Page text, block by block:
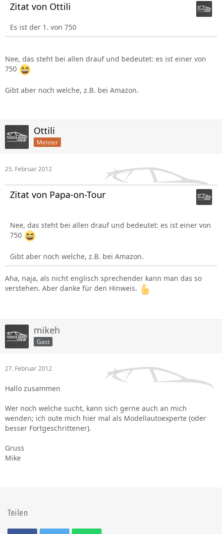
Zitat von Ottili
Es ist der 1. von 750
Nee, das steht bei allen drauf und bedeutet: es ist einer von
750
Gibt aber noch welche, z.B. bei Amazon.
Ottili
Meister
25. Februar 2012
Zitat von Papa-on-Tour
Nee, das steht bei allen drauf und bedeutet: es ist einer von
750
Gibt aber noch welche, z.B. bei Amazon.
Aha, naja, als nicht englisch sprechender kann man das so
verstehen. Aber danke für den Hinweis.
mikeh
Gast
27. Februar 2012
Hallo zusammen
Wer noch welche sucht, kann sich gerne auch an mich
wenden; ich oute mich hier mal als Modellautoexperte (oder
besser Fortgeschrittener).
Gruss
Mike
Teilen